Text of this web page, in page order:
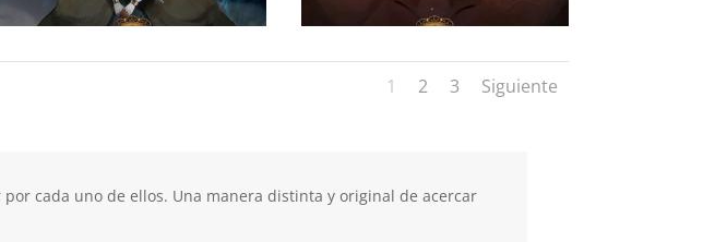
1 2 3 Siguiente
cada uno de ellos. Una manera distinta y original de acercar